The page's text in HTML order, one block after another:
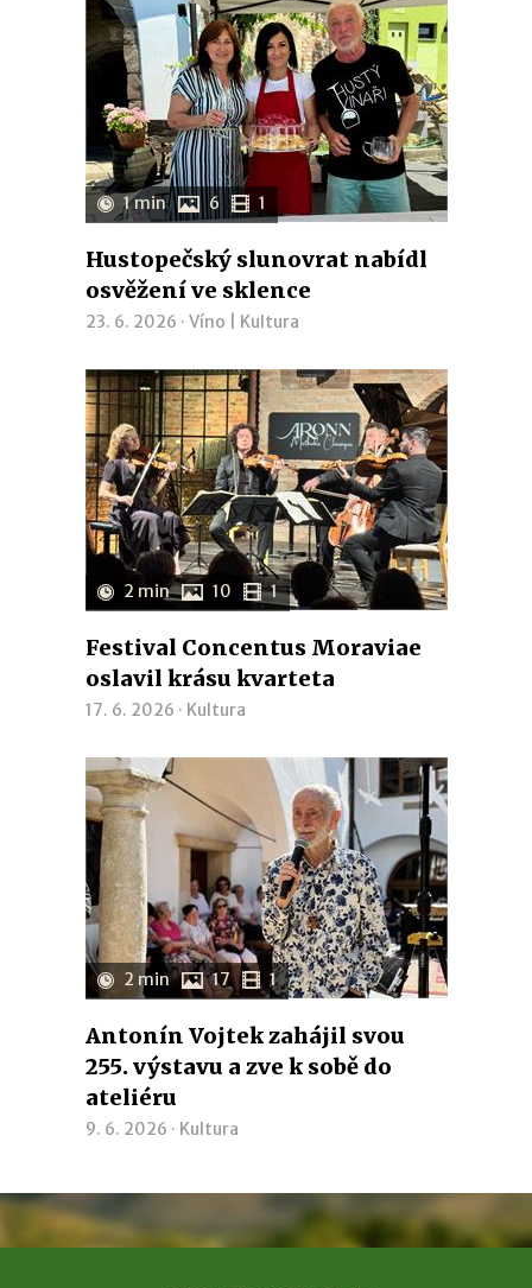
1 min 6 1
Hustopečský slunovrat nabídl
osvěžení ve sklence
23. 6. 2026 · Víno Kultura
2 min 10 1
Festival Concentus Moraviae
oslavil krásu kvarteta
17. 6. 2026 · Kultura
2 min 17 1
Antonín Vojtek zahájil svou
255. výstavu a zve k sobě do
ateliéru
9. 6. 2026 · Kultura